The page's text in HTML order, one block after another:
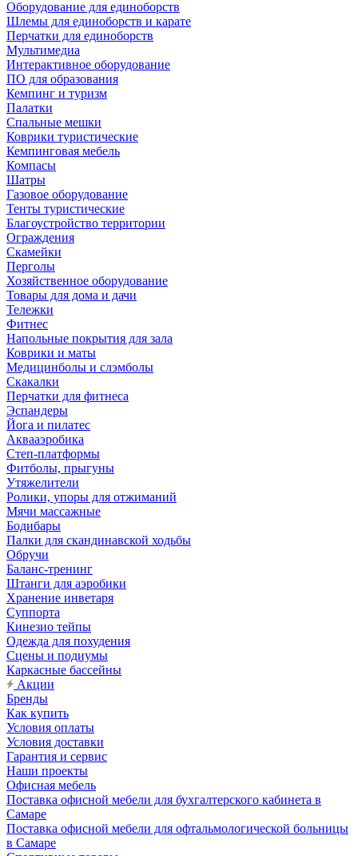
Оборудование для единоборств
Шлемы для единоборств и карате
Перчатки для единоборств
Мультимедиа
Интерактивное оборудование
ПО для образования
Кемпинг и туризм
Палатки
Спальные мешки
Коврики туристические
Кемпинговая мебель
Компасы
Шатры
Газовое оборудование
Тенты туристические
Благоустройство территории
Ограждения
Скамейки
Перголы
Хозяйственное оборудование
Товары для дома и дачи
Тележки
Фитнес
Напольные покрытия для зала
Коврики и маты
Медицинболы и слэмболы
Скакалки
Перчатки для фитнеса
Эспандеры
Йога и пилатес
Аквааэробика
Степ-платформы
Фитболы, прыгуны
Утяжелители
Ролики, упоры для отжиманий
Мячи массажные
Бодибары
Палки для скандинавской ходьбы
Обручи
Баланс-тренинг
Штанги для аэробики
Хранение инветаря
Суппорта
Кинезио тейпы
Одежда для похудения
Сцены и подиумы
Каркасные бассейны
Акции
Бренды
Как купить
Условия оплаты
Условия доставки
Гарантия и сервис
Наши проекты
Офисная мебель
Поставка офисной мебели для бухгалтерского кабинета в
Самаре
Поставка офисной мебели для офтальмологической больницы
в Самаре